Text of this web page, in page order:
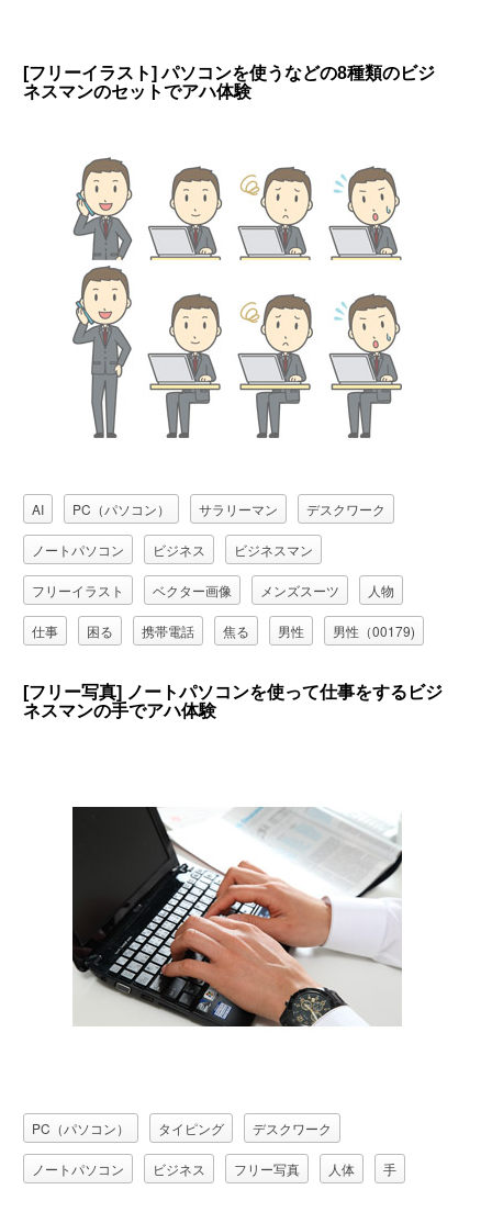
[フリーイラスト] パソコンを使うなどの8種類のビジ
ネスマンのセットでアハ体験
AI PC（パソコン） サラリーマン デスクワーク
ノートパソコン ビジネス ビジネスマン
フリーイラスト ベクター画像 メンズスーツ 人物
仕事 困る 携帯電話 焦る 男性 男性（00179)
[フリー写真] ノートパソコンを使って仕事をするビジ
ネスマンの手でアハ体験
PC（パソコン） タイピング デスクワーク
ノートパソコン ビジネス フリー写真 人体 手